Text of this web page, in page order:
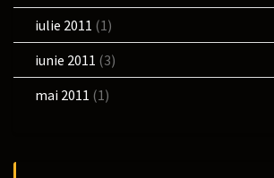
iulie 2011 (1)
iunie 2011 (3)
mai 2011 (1)